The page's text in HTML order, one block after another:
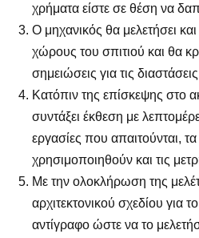
χρήματα είστε σε θέση να
Ο μηχανικός θα μελετήσει
χώρους του σπιτιού και θα
σημειώσεις για τις
Κατόπιν της επίσκεψης στο
συντάξει έκθεση με
εργασίες που απαιτούνται,
χρησιμοποιηθούν και τις
Με την ολοκλήρωση της
αρχιτεκτονικού σχεδίου για
αντίγραφο ώστε να το